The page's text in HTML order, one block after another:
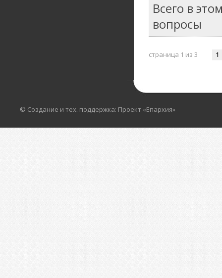
Всего в
вопросы
страница 1 из 3 1
© Создание и тех. поддержка: Проект «Епархия»